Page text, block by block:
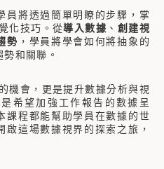
員將透過簡單明瞭的步驟，掌
化技巧。從導入數據 、 創建視
勢 ，學員將學會如何將抽象的
和關聯。
機會，更是提升數據分析與視
希望加強工作報告的數據呈
課程都能幫助學員在數據的世
這場數據視界的探索之旅，